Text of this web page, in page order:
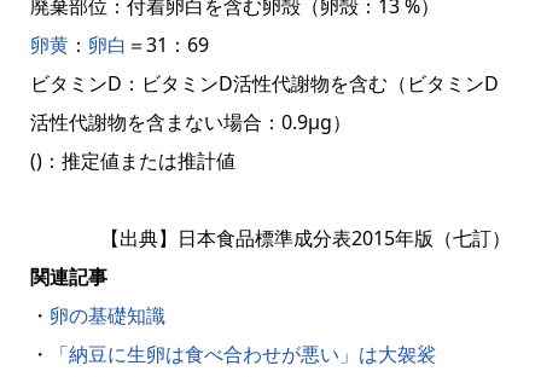
廃棄部位：付着卵白を含む卵殻（卵殻：13 %）
卵黄： 卵白 ＝31：69
ビタミンD：ビタミンD活性代謝物を含む（ビタミンD
活性代謝物を含まない場合：0.9μg）
()：推定値または推計値
【出典】日本食品標準成分表2015年版（七訂）
関連記事
・ 卵の基礎知識
・
「納豆に生卵は食べ合わせが悪い」は大袈裟